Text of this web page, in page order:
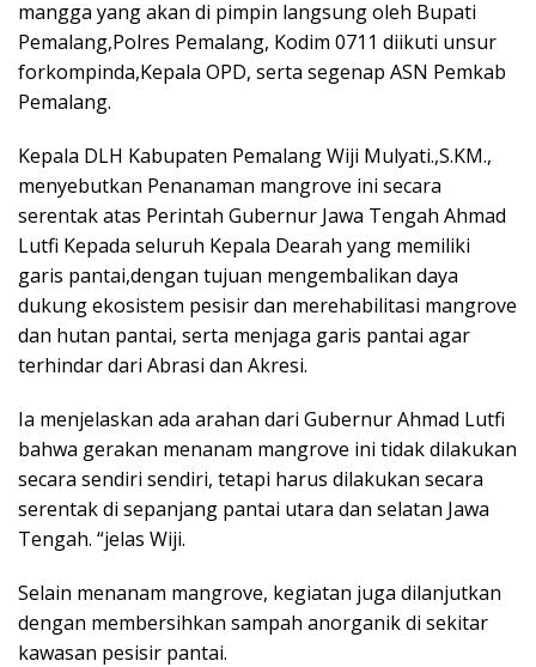
mangga yang akan di pimpin langsung oleh Bupati
Pemalang,Polres Pemalang, Kodim 0711 diikuti unsur
forkompinda,Kepala OPD, serta segenap ASN Pemkab
Pemalang.
Kepala DLH Kabupaten Pemalang Wiji Mulyati.,S.KM.,
menyebutkan Penanaman mangrove ini secara
serentak atas Perintah Gubernur Jawa Tengah Ahmad
Lutfi Kepada seluruh Kepala Dearah yang memiliki
garis pantai,dengan tujuan mengembalikan daya
dukung ekosistem pesisir dan merehabilitasi mangrove
dan hutan pantai, serta menjaga garis pantai agar
terhindar dari Abrasi dan Akresi.
Ia menjelaskan ada arahan dari Gubernur Ahmad Lutfi
bahwa gerakan menanam mangrove ini tidak dilakukan
secara sendiri sendiri, tetapi harus dilakukan secara
serentak di sepanjang pantai utara dan selatan Jawa
Tengah. “jelas Wiji.
Selain menanam mangrove, kegiatan juga dilanjutkan
dengan membersihkan sampah anorganik di sekitar
kawasan pesisir pantai.